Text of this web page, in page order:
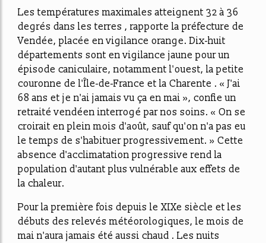
Les températures maximales atteignent 32 à 36
degrés dans les terres , rapporte la préfecture de
Vendée, placée en vigilance orange. Dix-huit
départements sont en vigilance jaune pour un
épisode caniculaire, notamment l'ouest, la petite
couronne de l'Île-de-France et la Charente . « J'ai
68 ans et je n'ai jamais vu ça en mai », confie un
retraité vendéen interrogé par nos soins. « On se
croirait en plein mois d'août, sauf qu'on n'a pas eu
le temps de s'habituer progressivement. » Cette
absence d'acclimatation progressive rend la
population d'autant plus vulnérable aux effets de
la chaleur.
Pour la première fois depuis le XIXe siècle et les
débuts des relevés météorologiques, le mois de
mai n'aura jamais été aussi chaud . Les nuits